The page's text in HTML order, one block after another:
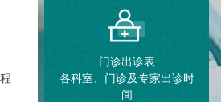
门诊出诊表
各科室、门诊及专家出诊时
间